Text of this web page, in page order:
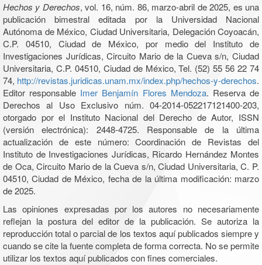
Hechos y Derechos, vol. 16, núm. 86, marzo-abril de 2025, es una
publicación bimestral editada por la Universidad Nacional
Autónoma de México, Ciudad Universitaria, Delegación Coyoacán,
C.P. 04510, Ciudad de México, por medio del Instituto de
Investigaciones Jurídicas, Circuito Mario de la Cueva s/n, Ciudad
Universitaria, C.P. 04510, Ciudad de México, Tel. (52) 55 56 22 74
74, http://revistas.juridicas.unam.mx/index.php/hechos-y-derechos.
Editor responsable Imer Benjamín Flores Mendoza. Reserva de
Derechos al Uso Exclusivo núm. 04-2014-052217121400-203,
otorgado por el Instituto Nacional del Derecho de Autor, ISSN
(versión electrónica): 2448-4725. Responsable de la última
actualización de este número: Coordinación de Revistas del
Instituto de Investigaciones Jurídicas, Ricardo Hernández Montes
de Oca, Circuito Mario de la Cueva s/n, Ciudad Universitaria, C. P.
04510, Ciudad de México, fecha de la última modificación: marzo
de 2025.
Las opiniones expresadas por los autores no necesariamente
reflejan la postura del editor de la publicación. Se autoriza la
reproducción total o parcial de los textos aquí publicados siempre y
cuando se cite la fuente completa de forma correcta. No se permite
utilizar los textos aquí publicados con fines comerciales.